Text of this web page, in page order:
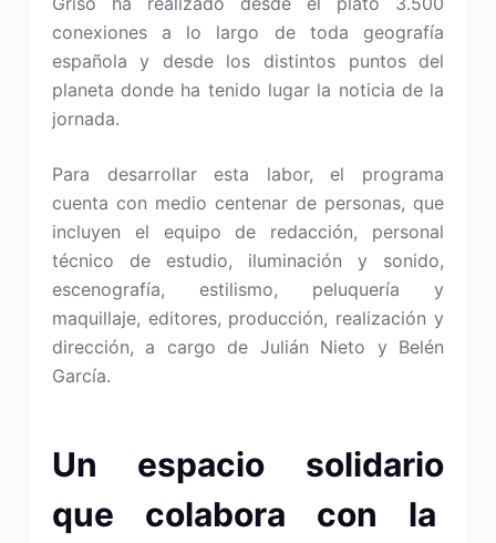
conexiones a lo largo de toda geografía
española y desde los distintos puntos del
planeta donde ha tenido lugar la noticia de la
jornada.
Para desarrollar esta labor, el programa
cuenta con medio centenar de personas, que
incluyen el equipo de redacción, personal
técnico de estudio, iluminación y sonido,
escenografía, estilismo, peluquería y
maquillaje, editores, producción, realización y
dirección, a cargo de Julián Nieto y Belén
García.
Un espacio solidario
que colabora con la